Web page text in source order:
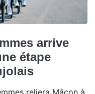
arrive
étape
reliera Mâcon à